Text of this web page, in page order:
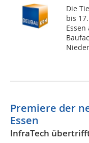
Die
bis
Premiere der
Essen
InfraTech